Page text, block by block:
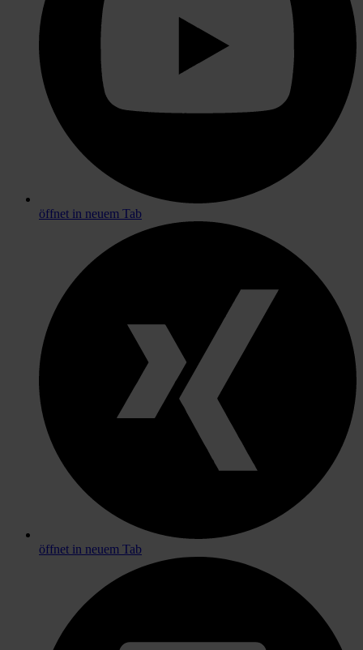
öffnet in neuem Tab
öffnet in neuem Tab